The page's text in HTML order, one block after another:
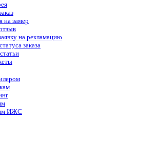
на замер
на рекламацию
заказа
ИЖС